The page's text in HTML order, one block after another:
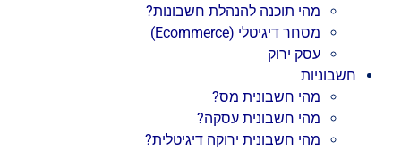
מהי תוכנה להנהלת חשבונות?
מסחר דיגיטלי (Ecommerce)
עסק ירוק
חשבוניות
מהי חשבונית מס?
מהי חשבונית עסקה?
מהי חשבונית ירוקה דיגיטלית?